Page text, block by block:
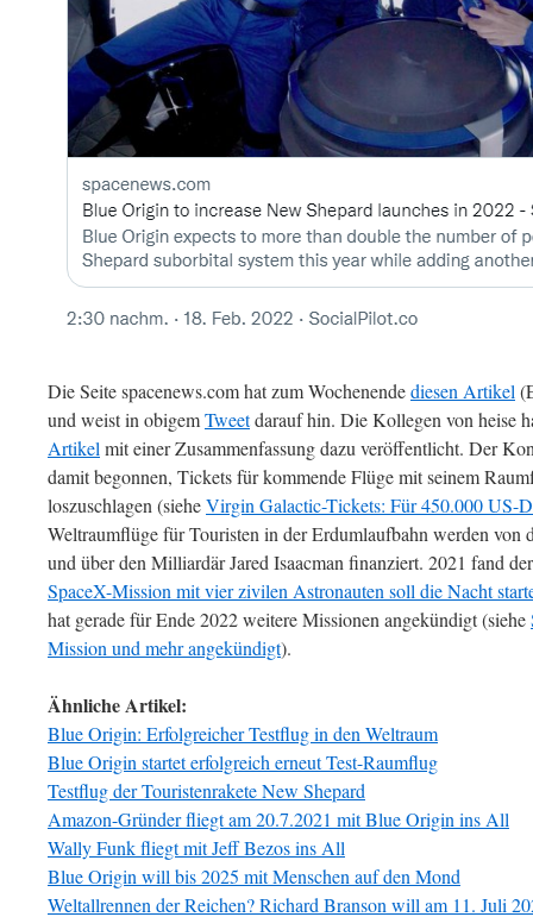
Die Seite spacenews.com hat zum Wochenendediesen Artikel
und weist in obigemTweetdarauf hin. Die Kollegen von heise
Artikel mit einer Zusammenfassung dazu veröffentlicht. Der
damit begonnen, Tickets für kommende Flüge mit seinem
loszuschlagen (sieheVirgin Galactic-Tickets: Für 450.000 US-
Weltraumflüge für Touristen in der Erdumlaufbahn werden von
und über den Milliardär Jared Isaacman finanziert. 2021 fand
SpaceX-Mission mit vier zivilen Astronauten soll die Nacht
hat gerade für Ende 2022 weitere Missionen angekündigt (siehe
Mission und mehr angekündigt).
Ähnliche Artikel:
Blue Origin: Erfolgreicher Testflug in den Weltraum
Blue Origin startet erfolgreich erneut Test-Raumflug
Testflug der Touristenrakete New Shepard
Amazon-Gründer fliegt am 20.7.2021 mit Blue Origin ins All
Wally Funk fliegt mit Jeff Bezos ins All
Blue Origin will bis 2025 mit Menschen auf den Mond
Weltallrennen der Reichen? Richard Branson will am 11. Juli